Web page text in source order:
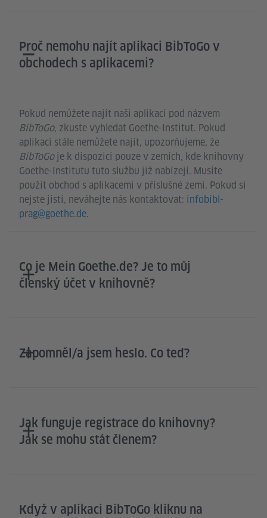
Proč nemohu najít aplikaci BibToGo v
obchodech s aplikacemi?
Pokud nemůžete najít naši aplikaci pod názvem
BibToGo, zkuste vyhledat Goethe-Institut. Pokud
aplikaci stále nemůžete najít, upozorňujeme, že
BibToGoje k dispozici pouze v zemích, kde knihovny
Goethe-Institutu tuto službu již nabízejí. Musíte
použít obchod s aplikacemi v příslušné zemi. Pokud si
nejste jisti, neváhejte nás kontaktovat: infobibl-
prag@goethe.de.
Co je Mein Goethe.de? Je to můj
členský účet v knihovně?
Zapomněl/a jsem heslo. Co teď?
Jak funguje registrace do knihovny?
Jak se mohu stát členem?
Když v aplikaci BibToGo kliknu na